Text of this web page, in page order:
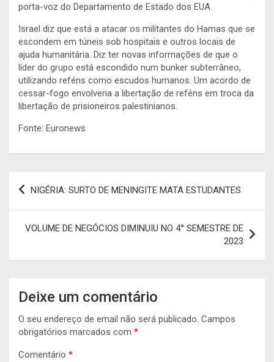
porta-voz do Departamento de Estado dos EUA.
Israel diz que está a atacar os militantes do Hamas que se
escondem em túneis sob hospitais e outros locais de
ajuda humanitária. Diz ter novas informações de que o
líder do grupo está escondido num bunker subterrâneo,
utilizando reféns como escudos humanos. Um acordo de
cessar-fogo envolveria a libertação de reféns em troca da
libertação de prisioneiros palestinianos.
Fonte: Euronews
Navegação
NIGÉRIA: SURTO DE MENINGITE MATA ESTUDANTES
VOLUME DE NEGÓCIOS DIMINUIU NO 4° SEMESTRE DE
2023
Deixe um comentário
O seu endereço de email não será publicado. Campos
obrigatórios marcados com *
Comentário *